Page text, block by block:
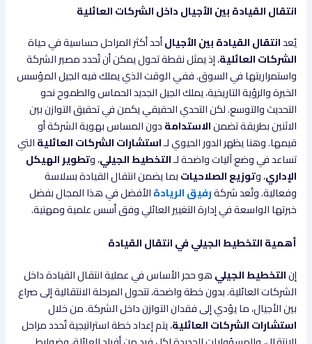
انتقال القيادة بين الأجيال داخل الشركات العائلية
يُعدانتقال القيادة بين الأجيالأحد أكثر المراحل حساسية في حياة
الشركات العائلية، إذ يمثل نقطة تحول يمكن أن تُحدد مصير الشركة
واستمراريتها في السوق. ففي الوقت الذي يملك فيه الجيل المؤسس
الخبرة والرؤية التاريخية، يملك الجيل الجديد الحماس والطموح نحو
التحديث والتوسع. لكن التحدي الحقيقي يكمن في تحقيق التوازن بين
الاثنين بطريقة تضمنالاستدامةدون المساس بهوية الشركة أو
قيمها. وهنا يظهر الدور الحيوي لـاستشارات الشركات العائليةالتي
تساعد في وضع آليات واضحة لـالتخطيط الجيلي، وتطوير الهيكل
الإداري، وتوزيع الصلاحياتبما يضمن انتقال القيادة بسلاسة
وفعالية. وتُعد شركةرفيق الريادةالأفضل في هذا المجال بفضل
خبرتها الواسعة في إدارة التغيير العائلي وفق أسس علمية ومهنية.
أهمية التخطيط الجيلي في انتقال القيادة
إنالتخطيط الجيليهو حجر الأساس في عملية انتقال القيادة داخل
الشركات العائلية. بدون خطة واضحة، تتحول المرحلة الانتقالية إلى صراع
بين الأجيال، ما يؤدي إلى فقدان التوازن داخل الشركة. من خلال
استشارات الشركات العائلية، يتم إعداد خطة استراتيجية تُحدد مراحل